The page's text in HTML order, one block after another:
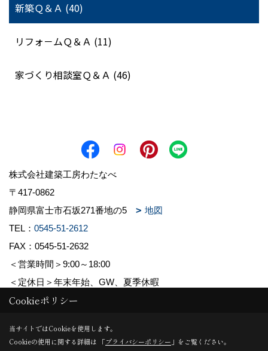
新築Ｑ＆Ａ (40)
リフォ－ムＱ＆Ａ (11)
家づくり相談室Ｑ＆Ａ (46)
株式会社建築工房わたなべ
〒417-0862
静岡県富士市石坂271番地の5
地図
TEL： 0545-51-2612
FAX：0545-51-2632
＜営業時間＞9:00～18:00
＜定休日＞年末年始、GW、夏季休暇
Copyright (c) 株式会社建築工房わたなべ. All Rights Reserved.
Produced byゴデスクリエイト
Cookieポリシー
当サイトではCookieを使用します。
Cookieの使用に関する詳細は 「プライバシーポリシー 」をご覧ください。